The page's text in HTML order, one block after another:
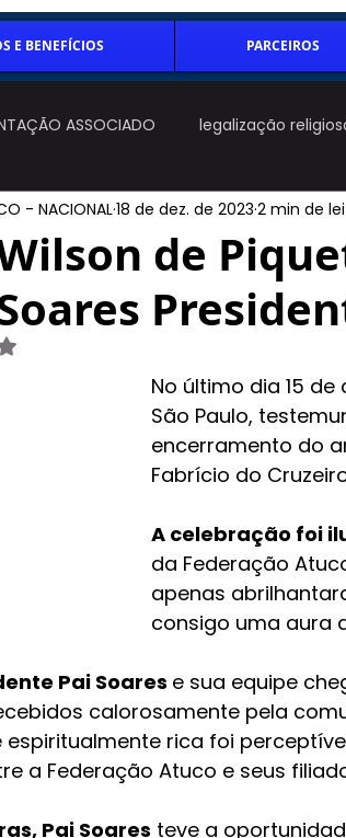
E BENEFÍCIOS PARCEIROS
ASSOCIADO legalização
de
- NACIONAL18 de dez. de 2023 2 min de
com NaN de 5 estrelas.
No último dia 15
São Paulo,
encerramento do
Fabrício do
A celebração foi
da Federação
apenas
consigo uma aura
Pai Soares e sua equipe
calorosamente pela
espiritualmente rica foi
a Federação Atuco e seus
Pai Soares teve a